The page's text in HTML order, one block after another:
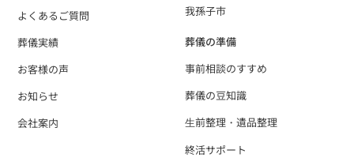
我孫子市
よくあるご質問
葬儀実績
お客様の声
お知らせ
会社案内
葬儀の準備
事前相談のすすめ
葬儀の豆知識
⽣前整理・遺品整理
終活サポート